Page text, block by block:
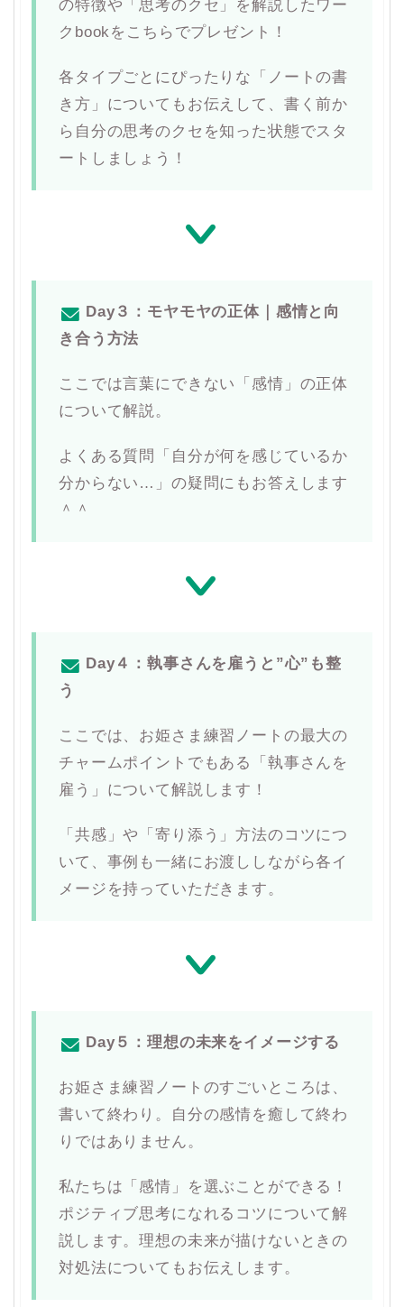
の特徴や「思考のクセ」を解説したワー
クbookをこちらでプレゼント！
各タイプごとにぴったりな「ノートの書
き方」についてもお伝えして、書く前か
ら自分の思考のクセを知った状態でスタ
ートしましょう！
Day３：モヤモヤの正体｜感情と向
き合う方法
ここでは言葉にできない「感情」の正体
について解説。
よくある質問「自分が何を感じているか
分からない…」の疑問にもお答えします
＾＾
Day４：執事さんを雇うと”心”も整
う
ここでは、お姫さま練習ノートの最大の
チャームポイントでもある「執事さんを
雇う」について解説します！
「共感」や「寄り添う」方法のコツにつ
いて、事例も一緒にお渡ししながら各イ
メージを持っていただきます。
Day５：理想の未来をイメージする
お姫さま練習ノートのすごいところは、
書いて終わり。自分の感情を癒して終わ
りではありません。
私たちは「感情」を選ぶことができる！
ポジティブ思考になれるコツについて解
説します。理想の未来が描けないときの
対処法についてもお伝えします。